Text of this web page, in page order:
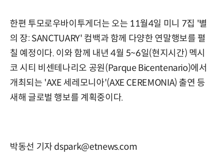
한편 투모로우바이투게더는 오는 11월4일 미니 7집 '별
의 장: SANCTUARY' 컴백과 함께 다양한 연말행보를 펼
칠 예정이다. 이와 함께 내년 4월 5~6일(현지시간) 멕시
코 시티 비센테나리오 공원(Parque Bicentenario)에서
개최되는 'AXE 세레모니아'(AXE CEREMONIA) 출연 등
새해 글로벌 행보를 계획중이다.
박동선 기자 dspark@etnews.com